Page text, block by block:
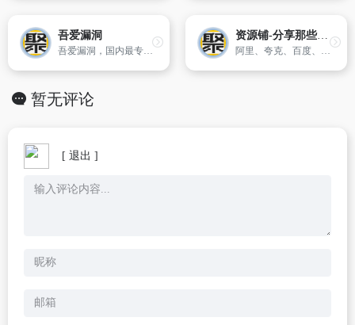
吾爱漏洞
吾爱漏洞，国内最专业的网络黑客攻防技术学习基地，免费最新的黑客教程分享！
资源铺-分享那些有用的东西
阿里、夸克、百度、迅雷等网盘资源和网站链接分享站
暂无评论
[ 退出 ]